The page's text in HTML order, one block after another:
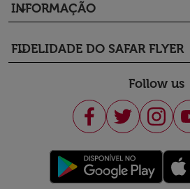
INFORMAÇÃO
keyboard_arrow_down
FIDELIDADE DO SAFAR FLYER
keyboard_arrow_down
Follow us